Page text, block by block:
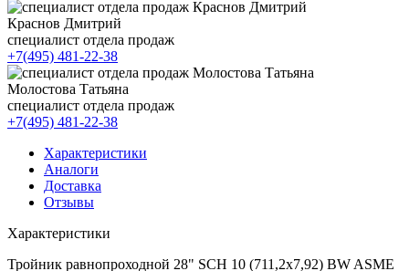
Краснов Дмитрий
специалист отдела продаж
+7(495) 481-22-38
Молостова Татьяна
специалист отдела продаж
+7(495) 481-22-38
Характеристики
Аналоги
Доставка
Отзывы
Характеристики
Тройник равнопроходной 28" SCH 10 (711,2х7,92) BW ASME